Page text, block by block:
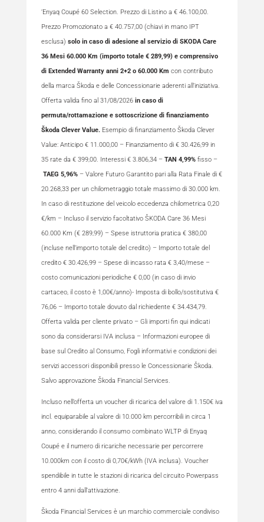
‘Enyaq Coupé 60 Selection. Prezzo di Listino a € 46.100,00.
Prezzo Promozionato a € 40.757,00 (chiavi in mano IPT
esclusa) solo in caso di adesione al servizio di SKODA Care
36 Mesi 60.000 Km (importo totale € 289,99) e comprensivo
di Extended Warranty anni 2+2 o 60.000 Km con contributo
della marca Škoda e delle Concessionarie aderenti all’iniziativa.
Offerta valida fino al 31/08/2026 in caso di
permuta/rottamazione e sottoscrizione di finanziamento
Škoda Clever Value.Esempio di finanziamento Škoda Clever
Value: Anticipo € 11.000,00 – Finanziamento di € 30.426,99 in
35 rate da € 399,00. Interessi € 3.806,34 – TAN 4,99%fisso –
TAEG 5,96%– Valore Futuro Garantito pari alla Rata Finale di €
20.268,33 per un chilometraggio totale massimo di 30.000 km.
In caso di restituzione del veicolo eccedenza chilometrica 0,20
€/km – Incluso il servizio facoltativo ŠKODA Care 36 Mesi
60.000 Km (€ 289,99) – Spese istruttoria pratica € 380,00
(incluse nell’importo totale del credito) – Importo totale del
credito € 30.426,99 – Spese di incasso rata € 3,40/mese –
costo comunicazioni periodiche € 0,00 (in caso di invio
cartaceo, il costo è 1,00€/anno)- Imposta di bollo/sostitutiva €
76,06 – Importo totale dovuto dal richiedente € 34.434,79.
Offerta valida per cliente privato – Gli importi fin qui indicati
sono da considerarsi IVA inclusa – Informazioni europee di
base sul Credito al Consumo, Fogli informativi e condizioni dei
servizi accessori disponibili presso le Concessionarie Škoda.
Salvo approvazione Škoda Financial Services.
Incluso nell’offerta un voucher di ricarica del valore di 1.150€ iva
incl. equiparabile al valore di 10.000 km percorribili in circa 1
anno, considerando il consumo combinato WLTP di Enyaq
Coupé e il numero di ricariche necessarie per percorrere
10.000km con il costo di 0,70€/kWh (IVA inclusa). Voucher
spendibile in tutte le stazioni di ricarica del circuito Powerpass
entro 4 anni dall’attivazione.
Škoda Financial Services è un marchio commerciale condiviso